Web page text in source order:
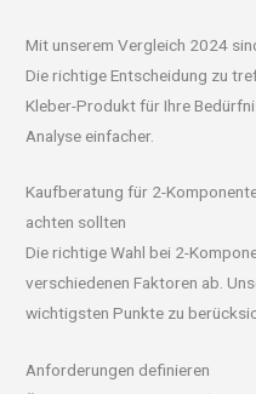
Mit unserem Vergleich 2024
Die richtige Entscheidung zu
Kleber-Produkt für Ihre
Analyse einfacher.
Kaufberatung für 2-
achten sollten
Die richtige Wahl bei 2-
verschiedenen Faktoren ab.
wichtigsten Punkte zu
Anforderungen definieren